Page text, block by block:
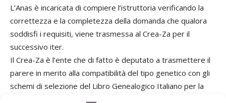
L’Anas è incaricata di compiere l’istruttoria verificando la
correttezza e la completezza della domanda che qualora
soddisfi i requisiti, viene trasmessa al Crea-Za per il
successivo iter.
Il Crea-Za è l’ente che di fatto è deputato a trasmettere il
parere in merito alla compatibilità del tipo genetico con gli
schemi di selezione del Libro Genealogico Italiano per la